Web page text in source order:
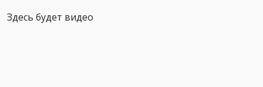
Здесь будет видео